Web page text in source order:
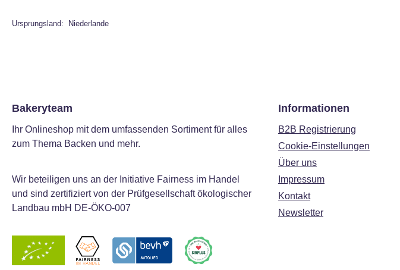
Ursprungsland: Niederlande
Bakeryteam
Ihr Onlineshop mit dem umfassenden Sortiment für alles
zum Thema Backen und mehr.
Wir beteiligen uns an der Initiative Fairness im Handel
und sind zertifiziert von der Prüfgesellschaft ökologischer
Landbau mbH DE-ÖKO-007
Informationen
B2B Registrierung
Cookie-Einstellungen
Über uns
Impressum
Kontakt
Newsletter